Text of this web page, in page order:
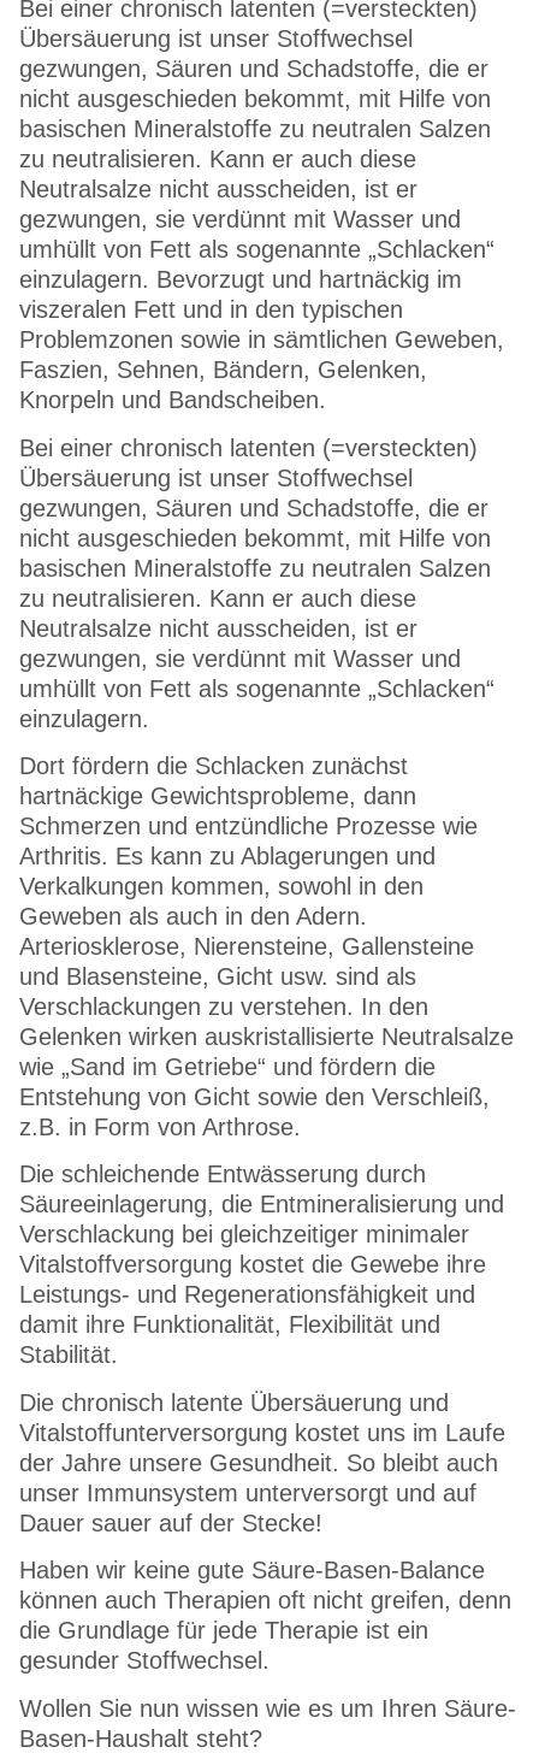
Bei einer chronisch latenten (=versteckten)
Übersäuerung ist unser Stoffwechsel
gezwungen, Säuren und Schadstoffe, die er
nicht ausgeschieden bekommt, mit Hilfe von
basischen Mineralstoffe zu neutralen Salzen
zu neutralisieren. Kann er auch diese
Neutralsalze nicht ausscheiden, ist er
gezwungen, sie verdünnt mit Wasser und
umhüllt von Fett als sogenannte „Schlacken“
einzulagern. Bevorzugt und hartnäckig im
viszeralen Fett und in den typischen
Problemzonen sowie in sämtlichen Geweben,
Faszien, Sehnen, Bändern, Gelenken,
Knorpeln und Bandscheiben.
Bei einer chronisch latenten (=versteckten)
Übersäuerung ist unser Stoffwechsel
gezwungen, Säuren und Schadstoffe, die er
nicht ausgeschieden bekommt, mit Hilfe von
basischen Mineralstoffe zu neutralen Salzen
zu neutralisieren. Kann er auch diese
Neutralsalze nicht ausscheiden, ist er
gezwungen, sie verdünnt mit Wasser und
umhüllt von Fett als sogenannte „Schlacken“
einzulagern.
Dort fördern die Schlacken zunächst
hartnäckige Gewichtsprobleme, dann
Schmerzen und entzündliche Prozesse wie
Arthritis. Es kann zu Ablagerungen und
Verkalkungen kommen, sowohl in den
Geweben als auch in den Adern.
Arteriosklerose, Nierensteine, Gallensteine
und Blasensteine, Gicht usw. sind als
Verschlackungen zu verstehen. In den
Gelenken wirken auskristallisierte Neutralsalze
wie „Sand im Getriebe“ und fördern die
Entstehung von Gicht sowie den Verschleiß,
z.B. in Form von Arthrose.
Die schleichende Entwässerung durch
Säureeinlagerung, die Entmineralisierung und
Verschlackung bei gleichzeitiger minimaler
Vitalstoffversorgung kostet die Gewebe ihre
Leistungs- und Regenerationsfähigkeit und
damit ihre Funktionalität, Flexibilität und
Stabilität.
Die chronisch latente Übersäuerung und
Vitalstoffunterversorgung kostet uns im Laufe
der Jahre unsere Gesundheit. So bleibt auch
unser Immunsystem unterversorgt und auf
Dauer sauer auf der Stecke!
Haben wir keine gute Säure-Basen-Balance
können auch Therapien oft nicht greifen, denn
die Grundlage für jede Therapie ist ein
gesunder Stoffwechsel.
Wollen Sie nun wissen wie es um Ihren Säure-
Basen-Haushalt steht?